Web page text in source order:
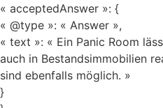
« acceptedAnswer »: {
« @type »: « Answer »,
« text »: « Ein Panic Room
auch in Bestandsimmobilien
sind ebenfalls möglich. »
}